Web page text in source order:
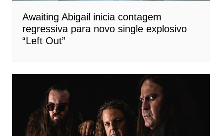
Awaiting Abigail inicia contagem
regressiva para novo single explosivo
“Left Out”